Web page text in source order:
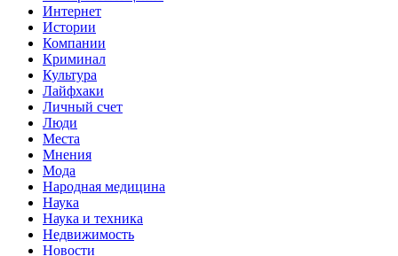
Интернет
Истории
Компании
Криминал
Культура
Лайфхаки
Личный счет
Люди
Места
Мнения
Мода
Народная медицина
Наука
Наука и техника
Недвижимость
Новости